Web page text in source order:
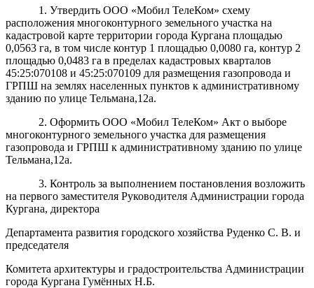
1. Утвердить ООО «Мобил ТелеКом» схему
расположения многоконтурного земельного участка на
кадастровой карте территории города Кургана площадью
0,0563 га, в том числе контур 1 площадью 0,0080 га, контур 2
площадью 0,0483 га в пределах кадастровых кварталов
45:25:070108 и 45:25:070109 для размещения газопровода и
ГРПШ на землях населенных пунктов к административному
зданию по улице Тельмана,12а.
2. Оформить ООО «Мобил ТелеКом» Акт о выборе
многоконтурного земельного участка для размещения
газопровода и ГРПШ к административному зданию по улице
Тельмана,12а.
3. Контроль за выполнением постановления возложить
на первого заместителя Руководителя Администрации города
Кургана, директора
Департамента развития городского хозяйства Руденко С. В. и
председателя
Комитета архитектуры и градостроительства Администрации
города Кургана Гумённых Н.Б.